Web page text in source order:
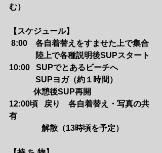
む）
【スケジュール】
8:00    各自着替えをすませた上で集合
陸上で各種説明後SUPスタート
10:00   SUPでとあるビーチへ
SUPヨガ（約１時間）
休憩後SUP再開
12:00頃   戻り　各自着替え・写真の共
有
解散（13時頃を予定）